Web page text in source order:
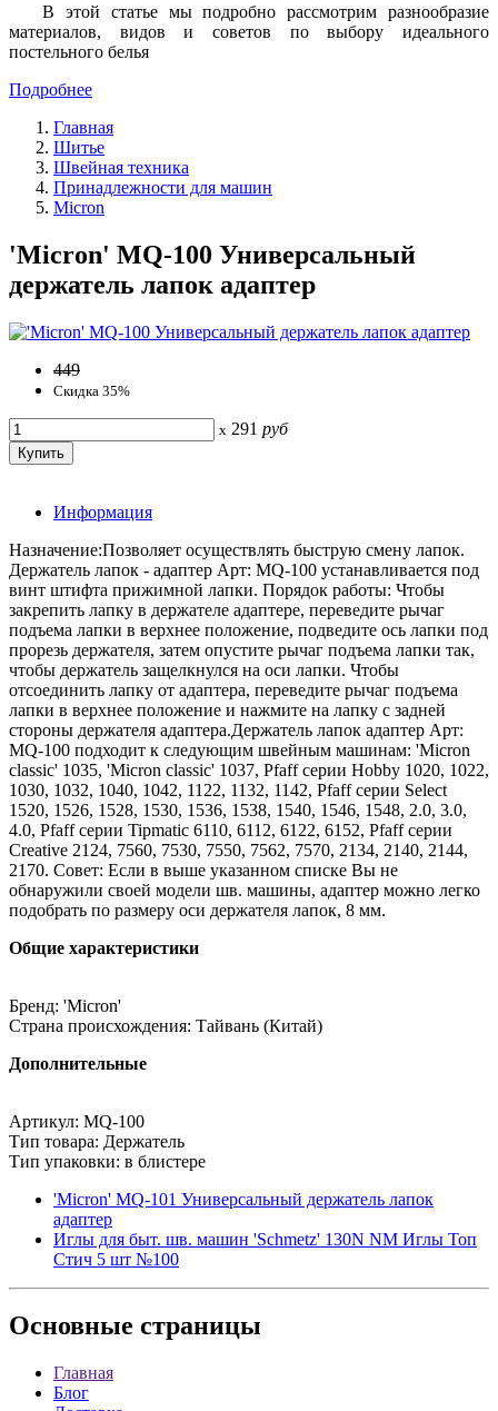
В этой статье мы подробно рассмотрим разнообразие
материалов, видов и советов по выбору идеального
постельного белья
Подробнее
Главная
Шитье
Швейная техника
Принадлежности для машин
Micron
'Micron' MQ-100 Универсальный
держатель лапок адаптер
449
Скидка 35%
x 291 руб
Информация
Назначение:Позволяет осуществлять быструю смену лапок.
Держатель лапок - адаптер Арт: MQ-100 устанавливается под
винт штифта прижимной лапки. Порядок работы: Чтобы
закрепить лапку в держателе адаптере, переведите рычаг
подъема лапки в верхнее положение, подведите ось лапки под
прорезь держателя, затем опустите рычаг подъема лапки так,
чтобы держатель защелкнулся на оси лапки. Чтобы
отсоединить лапку от адаптера, переведите рычаг подъема
лапки в верхнее положение и нажмите на лапку с задней
стороны держателя адаптера.Держатель лапок адаптер Арт:
MQ-100 подходит к следующим швейным машинам: 'Micron
classic' 1035, 'Micron classic' 1037, Pfaff серии Hobby 1020, 1022,
1030, 1032, 1040, 1042, 1122, 1132, 1142, Pfaff серии Select
1520, 1526, 1528, 1530, 1536, 1538, 1540, 1546, 1548, 2.0, 3.0,
4.0, Pfaff серии Tipmatic 6110, 6112, 6122, 6152, Pfaff серии
Creative 2124, 7560, 7530, 7550, 7562, 7570, 2134, 2140, 2144,
2170. Совет: Если в выше указанном списке Вы не
обнаружили своей модели шв. машины, адаптер можно легко
подобрать по размеру оси держателя лапок, 8 мм.
Общие характеристики
Бренд: 'Micron'
Страна происхождения: Тайвань (Китай)
Дополнительные
Артикул: MQ-100
Тип товара: Держатель
Тип упаковки: в блистере
'Micron' MQ-101 Универсальный держатель лапок
адаптер
Иглы для быт. шв. машин 'Schmetz' 130N NM Иглы Топ
Стич 5 шт №100
Основные страницы
Главная
Блог